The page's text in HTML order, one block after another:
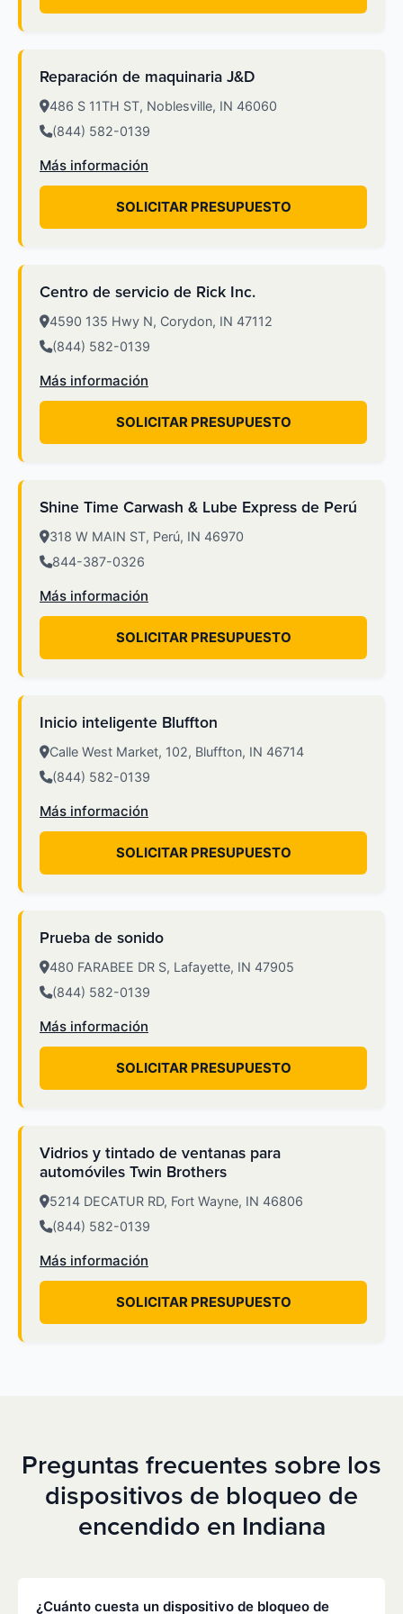
Reparación de maquinaria J&D
486 S 11TH ST, Noblesville, IN 46060
(844) 582-0139
Más información
SOLICITAR PRESUPUESTO
Centro de servicio de Rick Inc.
4590 135 Hwy N, Corydon, IN 47112
(844) 582-0139
Más información
SOLICITAR PRESUPUESTO
Shine Time Carwash & Lube Express de Perú
318 W MAIN ST, Perú, IN 46970
844-387-0326
Más información
SOLICITAR PRESUPUESTO
Inicio inteligente Bluffton
Calle West Market, 102, Bluffton, IN 46714
(844) 582-0139
Más información
SOLICITAR PRESUPUESTO
Prueba de sonido
480 FARABEE DR S, Lafayette, IN 47905
(844) 582-0139
Más información
SOLICITAR PRESUPUESTO
Vidrios y tintado de ventanas para
automóviles Twin Brothers
5214 DECATUR RD, Fort Wayne, IN 46806
(844) 582-0139
Más información
SOLICITAR PRESUPUESTO
Preguntas frecuentes sobre los
dispositivos de bloqueo de
encendido en Indiana
¿Cuánto cuesta un dispositivo de bloqueo de